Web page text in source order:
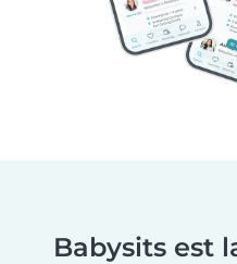
Babysits est